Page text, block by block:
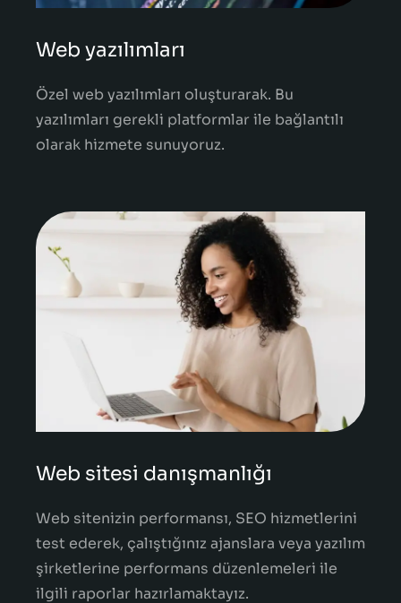
Web yazılımları
Özel web yazılımları oluşturarak. Bu
yazılımları gerekli platformlar ile bağlantılı
olarak hizmete sunuyoruz.
Web sitesi danışmanlığı
Web sitenizin performansı, SEO hizmetlerini
test ederek, çalıştığınız ajanslara veya yazılım
şirketlerine performans düzenlemeleri ile
ilgili raporlar hazırlamaktayız.